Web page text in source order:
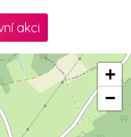
akci
+
−